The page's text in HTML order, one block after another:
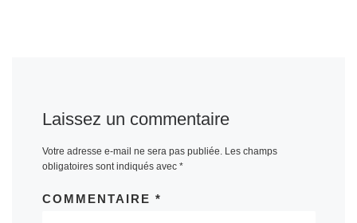
Laissez un commentaire
Votre adresse e-mail ne sera pas publiée. Les champs
obligatoires sont indiqués avec *
COMMENTAIRE *